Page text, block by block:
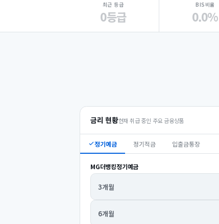
최근 등급
0등급
BIS비율
0.0%
금리 현황현재 취급 중인 주요 금융상품
정기예금 정기적금 입출금통장
MG더뱅킹정기예금
3개월
6개월